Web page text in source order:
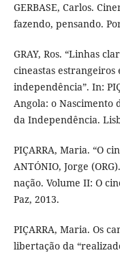
GERBASE, Carlos.
fazendo, pensando.
GRAY, Ros. “Linhas
cineastas
independência”. In:
Angola: o Nascimento
da Independência.
PIÇARRA, Maria. “O
ANTÓNIO, Jorge
nação. Volume II: O
Paz, 2013.
PIÇARRA, Maria. Os
libertação da